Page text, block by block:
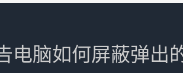
电脑如何屏蔽弹出